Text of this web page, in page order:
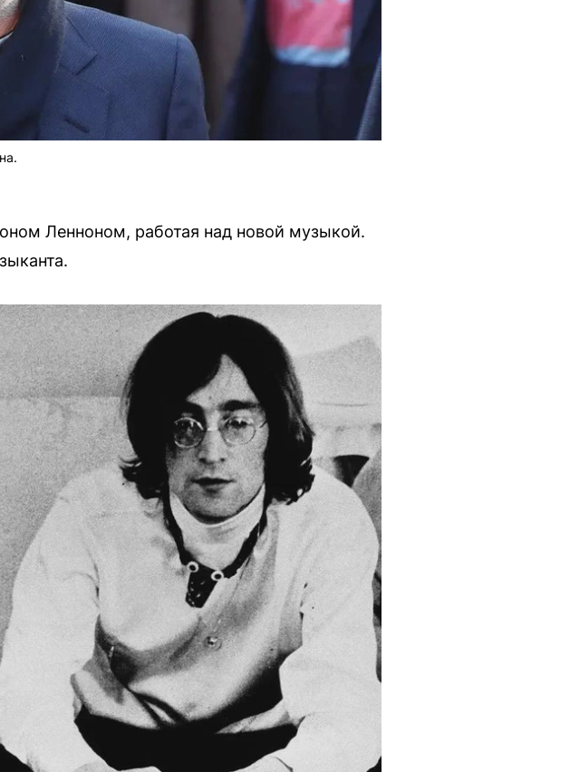
Ленноном, работая над новой музыкой.